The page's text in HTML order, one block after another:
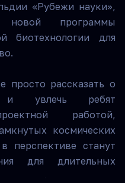
«Рубежи науки»,
новой программы
биотехнологии для
просто рассказать о
увлечь ребят
работой,
космических
перспективе станут
для длительных